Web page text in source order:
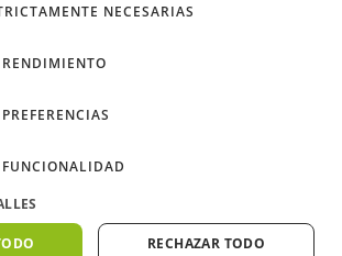
Política de Privacidad
Meteo ©AEMET Meteo ©DarkSky
NECESARIAS
RECHAZAR TODO